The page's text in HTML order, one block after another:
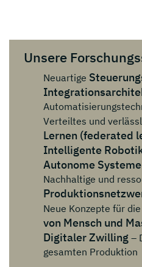
Unsere
Neuartige
Verteiltes und
Lernen (federated
Intelligente
Autonome Systeme
Nachhaltige und
Neue Konzepte für die
von Mensch und
Digitaler Zwilling –
gesamten Produktion